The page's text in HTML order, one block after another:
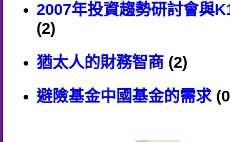
2007年投資趨勢研討會與
(2)
猶太人的財務智商 (2)
避險基金中國基金的需求